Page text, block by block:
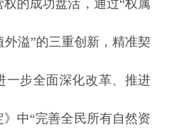
的成功盘活，通过“权属
溢”的三重创新，精准契
一步全面深化改革、推进
中“完善全民所有自然资